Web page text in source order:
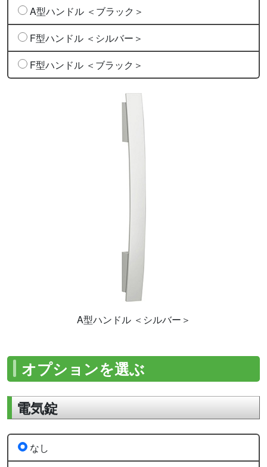
A型ハンドル ＜シルバー＞
A型ハンドル ＜ブラック＞
F型ハンドル ＜シルバー＞
F型ハンドル ＜ブラック＞
オプションを選ぶ
電気錠
なし